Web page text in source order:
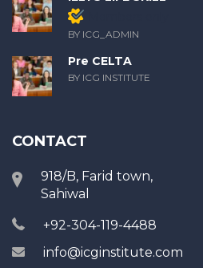
BY ICG_ADMIN
Pre CELTA
BY ICG INSTITUTE
CONTACT
918/B, Farid town,
Sahiwal
+92-304-119-4488
info@icginstitute.com